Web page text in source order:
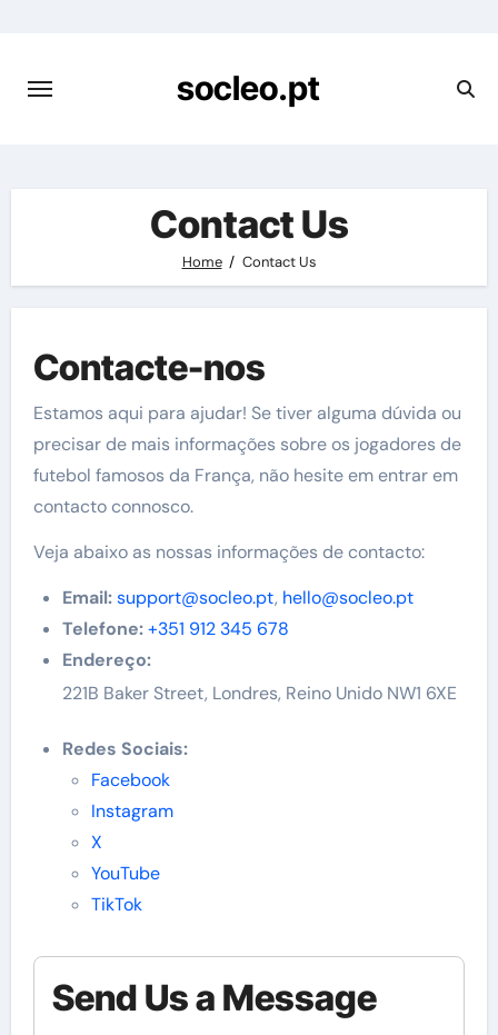
content
socleo.pt
Contact Us
Home Contact Us
Contacte-nos
Estamos aqui para ajudar! Se tiver alguma dúvida ou
precisar de mais informações sobre os jogadores de
futebol famosos da França, não hesite em entrar em
contacto connosco.
Veja abaixo as nossas informações de contacto:
Email: support@socleo.pt, hello@socleo.pt
Telefone: +351 912 345 678
Endereço:
221B Baker Street, Londres, Reino Unido NW1 6XE
Redes Sociais:
Facebook
Instagram
X
YouTube
TikTok
Send Us a Message